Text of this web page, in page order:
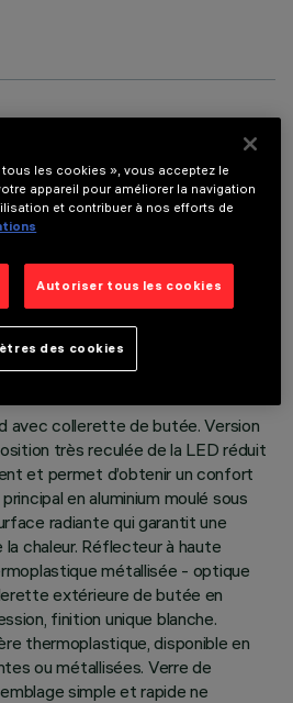
08/2026
avec collerette de butée. Version
très reculée de la LED réduit
et permet d’obtenir un confort
en aluminium moulé sous
radiante qui garantit une
chaleur. Réflecteur à haute
métallisée - optique
extérieure de butée en
finition unique blanche.
thermoplastique, disponible en
ou métallisées. Verre de
simple et rapide ne
les cookies », vous acceptez le
appareil pour améliorer la navigation
et contribuer à nos efforts de
Autoriser tous les cookies
des cookies